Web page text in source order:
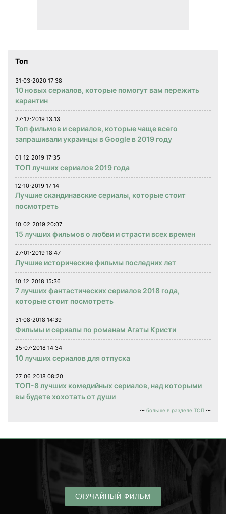
Топ
31⋅03⋅2020 17:38
10 новых сериалов, которые помогут вам пережить
карантин
27⋅12⋅2019 13:13
Топ фильмов и сериалов, которые чаще всего
запрашивали украинцы в Google в 2019 году
01⋅12⋅2019 17:35
ТОП лучших сериалов 2019 года
12⋅10⋅2019 17:14
Лучшие скандинавские сериалы, которые стоит
посмотреть
10⋅02⋅2019 20:07
15 лучших фильмов о любви и страсти всех времен
27⋅01⋅2019 18:47
Лучшие исторические фильмы последних лет
10⋅12⋅2018 15:36
7 лучших фантастических сериалов 2018 года,
которые стоит посмотреть
31⋅08⋅2018 14:39
Фильмы и сериалы по романам Агаты Кристи
25⋅07⋅2018 14:34
10 лучших сериалов для отпуска
27⋅06⋅2018 08:20
ТОП-8 лучших комедийных сериалов, над которыми
вы будете хохотать от души
больше в разделе ТОП
СЛУЧАЙНЫЙ ФИЛЬМ